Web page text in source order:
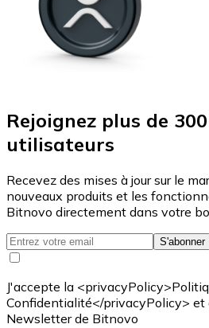
Rejoignez plus de
utilisateurs
Recevez des mises à jour sur le
nouveaux produits et les
Bitnovo directement dans votre
S'abonner
J'accepte la
Confidentialité</privacyPolicy> et
Newsletter de Bitnovo